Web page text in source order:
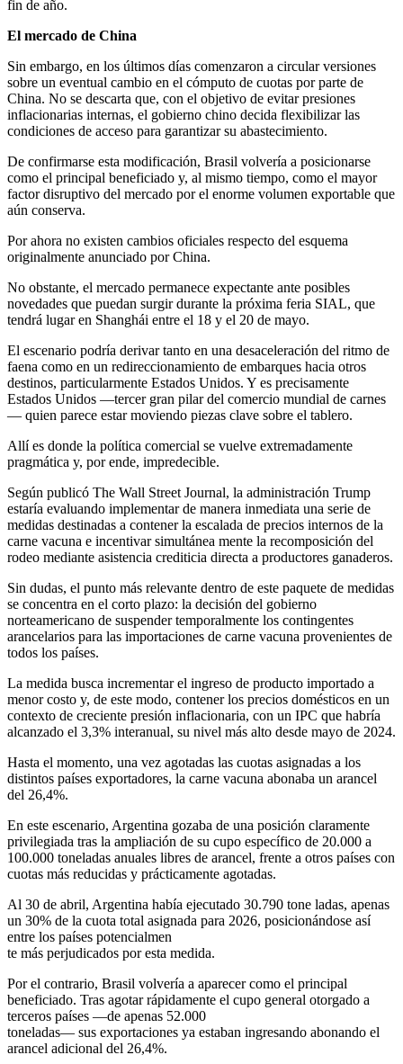
fin de año.
El mercado de China
Sin embargo, en los últimos días comenzaron a circular versiones
sobre un eventual cambio en el cómputo de cuotas por parte de
China. No se descarta que, con el objetivo de evitar presiones
inflacionarias internas, el gobierno chino decida flexibilizar las
condiciones de acceso para garantizar su abastecimiento.
De confirmarse esta modificación, Brasil volvería a posicionarse
como el principal beneficiado y, al mismo tiempo, como el mayor
factor disruptivo del mercado por el enorme volumen exportable que
aún conserva.
Por ahora no existen cambios oficiales respecto del esquema
originalmente anunciado por China.
No obstante, el mercado permanece expectante ante posibles
novedades que puedan surgir durante la próxima feria SIAL, que
tendrá lugar en Shanghái entre el 18 y el 20 de mayo.
El escenario podría derivar tanto en una desaceleración del ritmo de
faena como en un redireccionamiento de embarques hacia otros
destinos, particularmente Estados Unidos. Y es precisamente
Estados Unidos —tercer gran pilar del comercio mundial de carnes
— quien parece estar moviendo piezas clave sobre el tablero.
Allí es donde la política comercial se vuelve extremadamente
pragmática y, por ende, impredecible.
Según publicó The Wall Street Journal, la administración Trump
estaría evaluando implementar de manera inmediata una serie de
medidas destinadas a contener la escalada de precios internos de la
carne vacuna e incentivar simultánea mente la recomposición del
rodeo mediante asistencia crediticia directa a productores ganaderos.
Sin dudas, el punto más relevante dentro de este paquete de medidas
se concentra en el corto plazo: la decisión del gobierno
norteamericano de suspender temporalmente los contingentes
arancelarios para las importaciones de carne vacuna provenientes de
todos los países.
La medida busca incrementar el ingreso de producto importado a
menor costo y, de este modo, contener los precios domésticos en un
contexto de creciente presión inflacionaria, con un IPC que habría
alcanzado el 3,3% interanual, su nivel más alto desde mayo de 2024.
Hasta el momento, una vez agotadas las cuotas asignadas a los
distintos países exportadores, la carne vacuna abonaba un arancel
del 26,4%.
En este escenario, Argentina gozaba de una posición claramente
privilegiada tras la ampliación de su cupo específico de 20.000 a
100.000 toneladas anuales libres de arancel, frente a otros países con
cuotas más reducidas y prácticamente agotadas.
Al 30 de abril, Argentina había ejecutado 30.790 tone ladas, apenas
un 30% de la cuota total asignada para 2026, posicionándose así
entre los países potencialmen
te más perjudicados por esta medida.
Por el contrario, Brasil volvería a aparecer como el principal
beneficiado. Tras agotar rápidamente el cupo general otorgado a
terceros países —de apenas 52.000
toneladas— sus exportaciones ya estaban ingresando abonando el
arancel adicional del 26,4%.